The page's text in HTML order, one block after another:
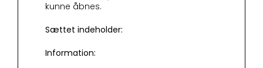
kunne åbnes.
Sættet indeholder:
Information: